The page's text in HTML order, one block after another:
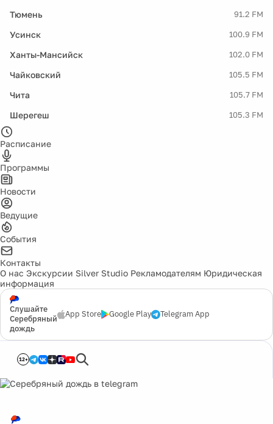
Тюмень 91.2 FM
Усинск 100.9 FM
Ханты-Мансийск 102.0 FM
Чайковский 105.5 FM
Чита 105.7 FM
Шерегеш 105.3 FM
Расписание
Программы
Новости
Ведущие
События
Контакты
О нас Экскурсии Silver Studio Рекламодателям Юридическая
информация
Слушайте
Серебряный
дождь
App Store Google Play Telegram App
12+